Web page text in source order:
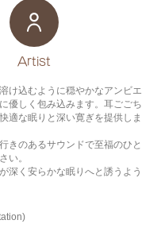
​Artist
け込むように穏やかなアンビエ
優しく包み込みます。耳ごごち
適な眠りと深い寛ぎを提供しま
きのあるサウンドで至福のひと
い。
深く安らかな眠りへと誘うよう